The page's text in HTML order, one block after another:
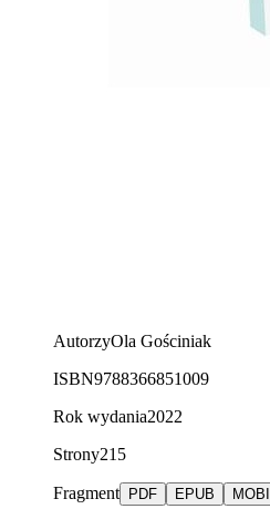
AutorzyOla Gościniak
ISBN9788366851009
Rok wydania2022
Strony215
Fragment PDF EPUB MOBI